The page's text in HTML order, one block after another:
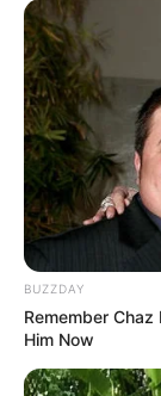
106
BUZZDAY
Remember Chaz
Him Now